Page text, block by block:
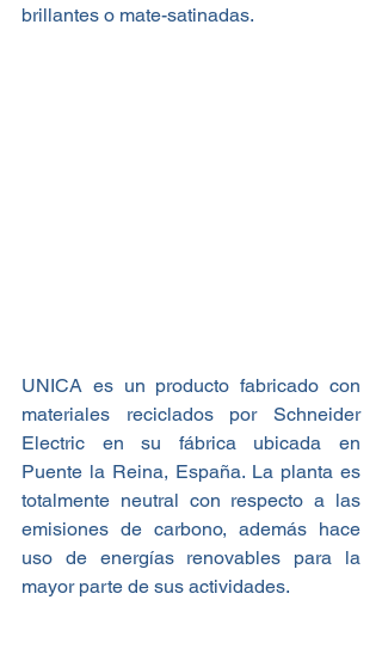
brillantes o mate-satinadas.
UNICA es un producto fabricado con
materiales reciclados por Schneider
Electric en su fábrica ubicada en
Puente la Reina, España. La planta es
totalmente neutral con respecto a las
emisiones de carbono, además hace
uso de energías renovables para la
mayor parte de sus actividades.